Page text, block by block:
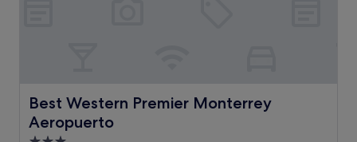
Best Western Premier Monterrey
Aeropuerto
Best Western Premier Monterrey Aeropuerto